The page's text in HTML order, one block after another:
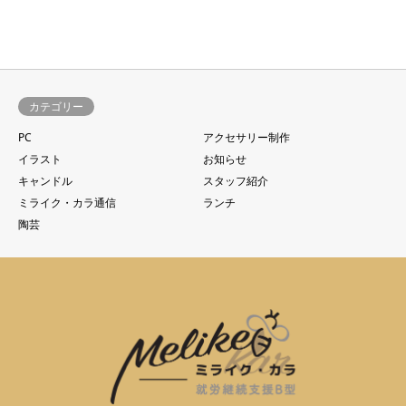
カテゴリー
PC
アクセサリー制作
イラスト
お知らせ
キャンドル
スタッフ紹介
ミライク・カラ通信
ランチ
陶芸